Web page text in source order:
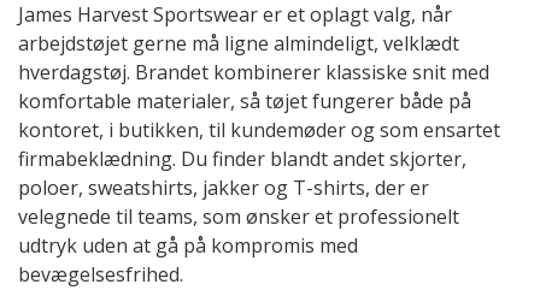
James Harvest Sportswear er et oplagt valg, når
arbejdstøjet gerne må ligne almindeligt, velklædt
hverdagstøj. Brandet kombinerer klassiske snit med
komfortable materialer, så tøjet fungerer både på
kontoret, i butikken, til kundemøder og som ensartet
firmabeklædning. Du finder blandt andet skjorter,
poloer, sweatshirts, jakker og T-shirts, der er
velegnede til teams, som ønsker et professionelt
udtryk uden at gå på kompromis med
bevægelsesfrihed.